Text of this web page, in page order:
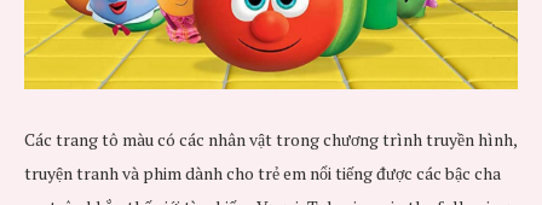
Các trang tô màu có các nhân vật trong chương trình truyền hình,
truyện tranh và phim dành cho trẻ em nổi tiếng được các bậc cha